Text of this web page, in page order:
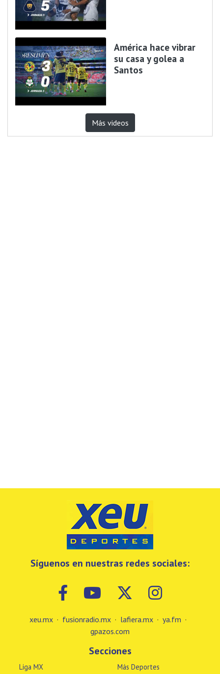
América hace vibrar
su casa y golea a
Santos
Más videos
Síguenos en nuestras redes sociales:
xeu.mx · fusionradio.mx · lafiera.mx · ya.fm ·
gpazos.com
Secciones
Liga MX Más Deportes